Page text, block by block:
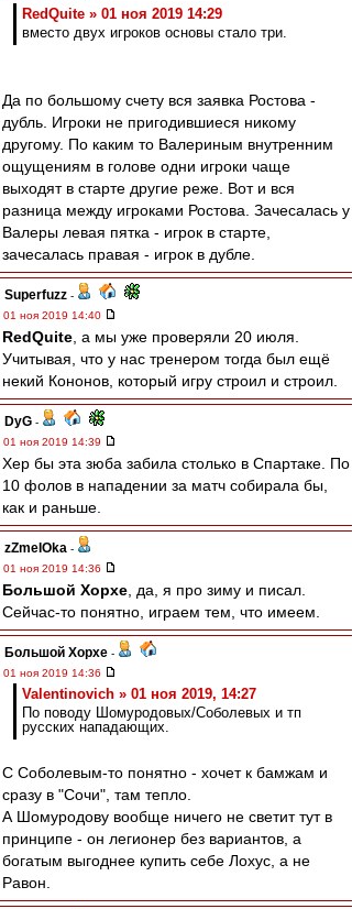
RedQuite » 01 ноя 2019 14:29
вместо двух игроков основы стало три.
Да по большому счету вся заявка Ростова -
дубль. Игроки не пригодившиеся никому
другому. По каким то Валериным внутренним
ощущениям в голове одни игроки чаще
выходят в старте другие реже. Вот и вся
разница между игроками Ростова. Зачесалась у
Валеры левая пятка - игрок в старте,
зачесалась правая - игрок в дубле.
Superfuzz -
01 ноя 2019 14:40
RedQuite , а мы уже проверяли 20 июля.
Учитывая, что у нас тренером тогда был ещё
некий Кононов, который игру строил и строил.
DyG -
01 ноя 2019 14:39
Хер бы эта зюба забила столько в Спартаке. По
10 фолов в нападении за матч собирала бы,
как и раньше.
zZmeIOka -
01 ноя 2019 14:36
Большой Хорхе , да, я про зиму и писал.
Сейчас-то понятно, играем тем, что имеем.
Большой Хорхе -
01 ноя 2019 14:36
Valentinovich » 01 ноя 2019, 14:27
По поводу Шомуродовых/Соболевых и тп
русских нападающих.
С Соболевым-то понятно - хочет к бамжам и
сразу в "Сочи", там тепло.
А Шомуродову вообще ничего не светит тут в
принципе - он легионер без вариантов, а
богатым выгоднее купить себе Лохус, а не
Равон.